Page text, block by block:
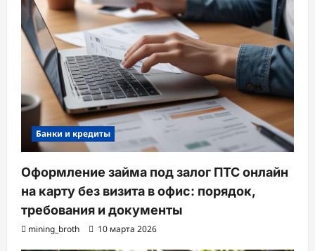
Банки и кредиты
Оформление займа под залог ПТС онлайн
на карту без визита в офис: порядок,
требования и документы
mining_broth 10 марта 2026